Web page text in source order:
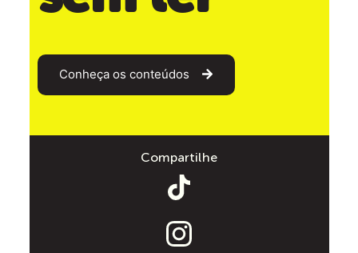
Conheça os conteúdos
Compartilhe